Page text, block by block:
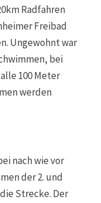
Radfahren
Freibad
Ungewohnt war
bei
100 Meter
werden
nach wie vor
der 2. und
Strecke. Der